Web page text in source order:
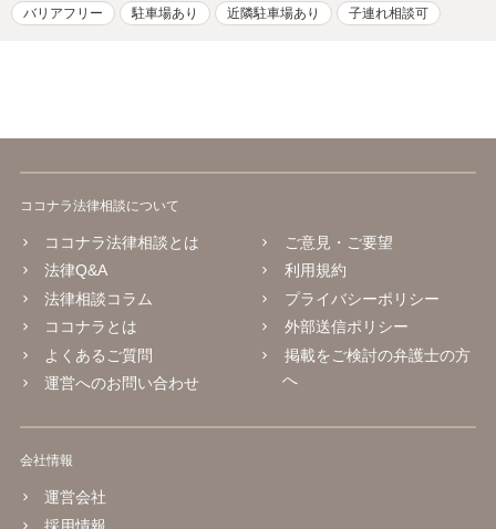
バリアフリー 駐車場あり 近隣駐車場あり 子連れ相談可
ココナラ法律相談について
ココナラ法律相談とは
法律Q&A
法律相談コラム
ココナラとは
よくあるご質問
運営へのお問い合わせ
ご意見・ご要望
利用規約
プライバシーポリシー
外部送信ポリシー
掲載をご検討の弁護士の方
へ
会社情報
運営会社
採用情報